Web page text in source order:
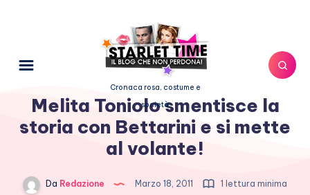
Cronaca rosa, costume e
società
Melita Toniolo smentisce la
storia con Bettarini e si mette
al volante!
Da Redazione Marzo 18, 2011 1 lettura minima